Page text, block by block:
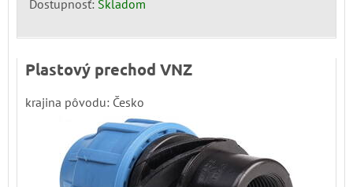
Dostupnosť: Skladom
Plastový prechod VNZ
krajina pôvodu: Česko